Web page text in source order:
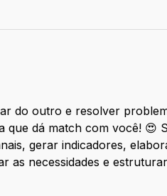
do outro e resolver
que dá match com você! 😍
gerar indicadores,
as necessidades e